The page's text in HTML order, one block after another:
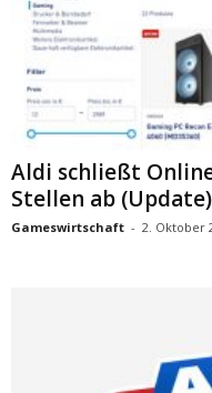
Aldi schließt
Stellen ab (Update)
Gameswirtschaft - 2. Oktober